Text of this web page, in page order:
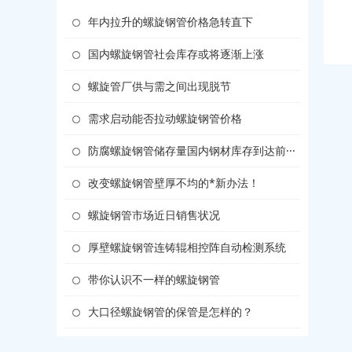
年内拉升的螺旋钢管价格急转直下
国内螺旋钢管社会库存或将逐渐上涨
螺旋管厂供与需之间出现脱节
需求启动能否拉动螺旋钢管价格
防腐螺旋钢管储存量国内钢材库存到达前···
改变螺旋钢管壁厚不均的*新办法！
螺旋钢管市场近日销售状况
厚壁螺旋钢管连铸辊相控阵自动检测系统
带你认识不一样的螺旋钢管
大口径螺旋钢管的保管是怎样的？